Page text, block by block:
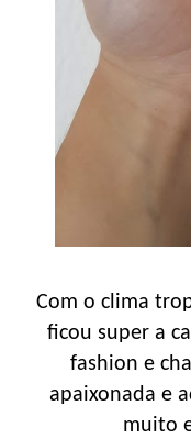
Com o clima
ficou super a
fashion e
apaixonada e
muito